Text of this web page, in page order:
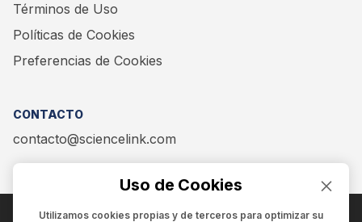
Términos de Uso
Políticas de Cookies
Preferencias de Cookies
CONTACTO
contacto@sciencelink.com
Uso de Cookies
Utilizamos cookies propias y de terceros para optimizar su